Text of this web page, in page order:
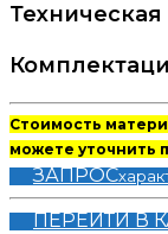
Стоимость
можете уточнить
ЗАПРОС
ПЕРЕЙТИ В